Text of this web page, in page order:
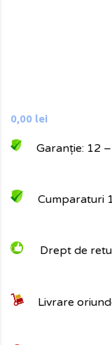
0,00 lei
Garanție: 12
Cumparaturi
Drept de
Livrare